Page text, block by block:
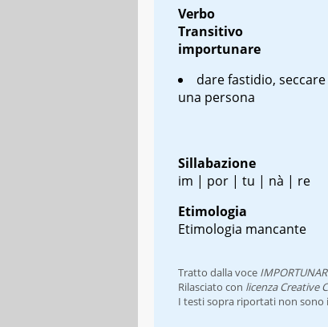
Verbo
Transitivo
importunare
dare fastidio,
una persona
Sillabazione
im | por | tu | nà | re
Etimologia
Etimologia mancante
Tratto dalla voce
Rilasciato con licenza Creative
I testi sopra riportati non sono